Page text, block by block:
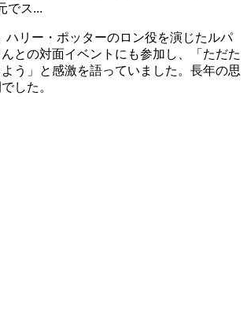
でス...
ハリー・ポッターのロン役を演じたルパ
との対面イベントにも参加し、「ただた
う」と感激を語っていました。長年の思
した。